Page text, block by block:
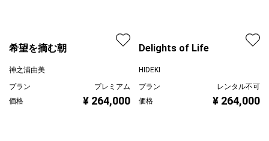
神之浦由美
プラン
プレミアム
価格